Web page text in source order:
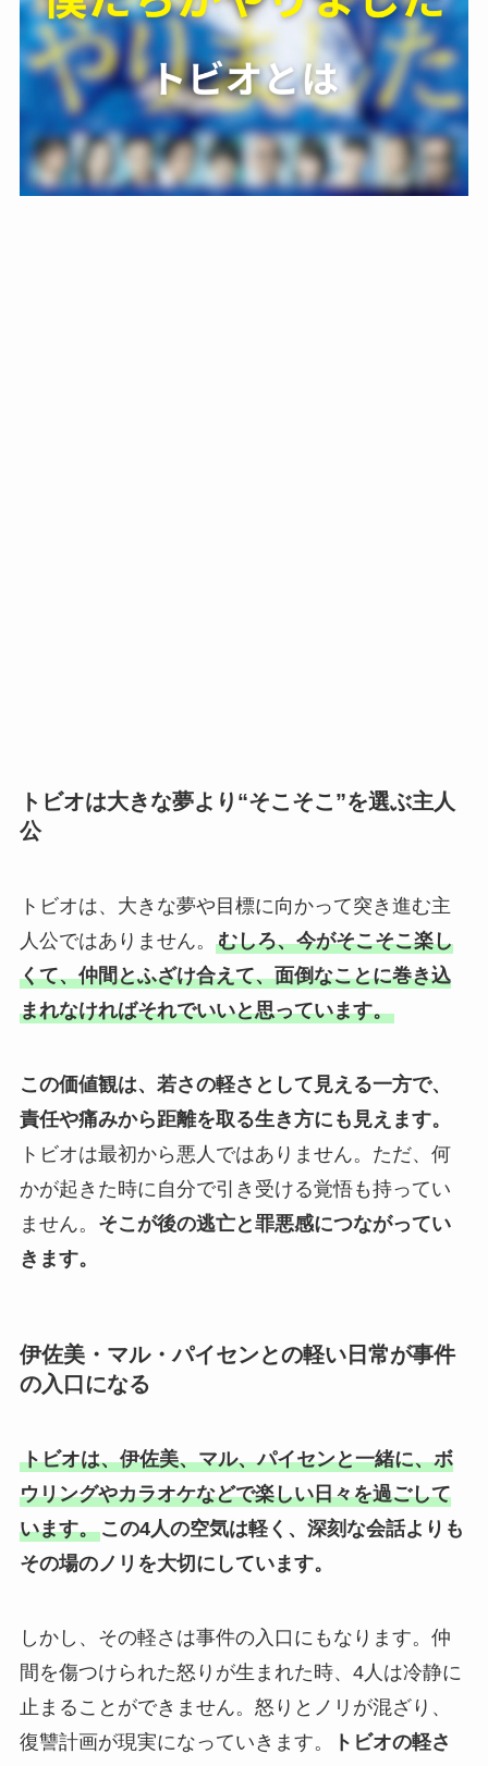
トビオは大きな夢より“そこそこ”を選ぶ主人
公
トビオは、大きな夢や目標に向かって突き進む主
人公ではありません。 むしろ、今がそこそこ楽し
くて、仲間とふざけ合えて、面倒なことに巻き込
まれなければそれでいいと思っています。
この価値観は、若さの軽さとして見える一方で、
責任や痛みから距離を取る生き方にも見えます。
トビオは最初から悪人ではありません。ただ、何
かが起きた時に自分で引き受ける覚悟も持ってい
ません。 そこが後の逃亡と罪悪感につながってい
きます。
伊佐美・マル・パイセンとの軽い日常が事件
の入口になる
トビオは、伊佐美、マル、パイセンと一緒に、ボ
ウリングやカラオケなどで楽しい日々を過ごして
います。この4人の空気は軽く、深刻な会話よりも
その場のノリを大切にしています。
しかし、その軽さは事件の入口にもなります。仲
間を傷つけられた怒りが生まれた時、4人は冷静に
止まることができません。怒りとノリが混ざり、
復讐計画が現実になっていきます。
トビオの軽さ